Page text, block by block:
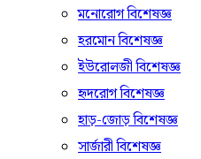
মনোরোগ বিশেষজ্ঞ
হরমোন বিশেষজ্ঞ
ইউরোলজী বিশেষজ্ঞ
হৃদরোগ বিশেষজ্ঞ
হাড়-জোড় বিশেষজ্ঞ
সার্জারী বিশেষজ্ঞ